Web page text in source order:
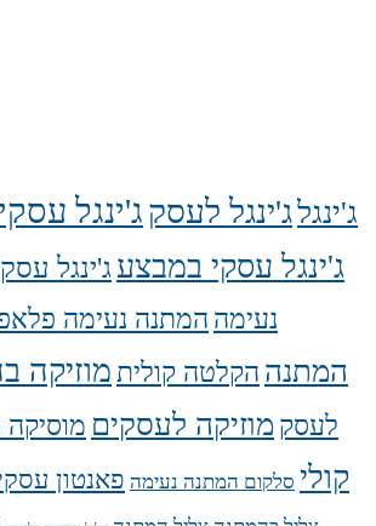
ג'ינגלג'ינגל לעסקג'ינגל
ג'ינגל עסקי במבצעג'ינגל
נעימה המתנה נעימה
המתנה הקלטה קוליתמוזיקה
לעסק מוזיקה לעסקים
קולי סלקום המתנה נעימה פאנטון